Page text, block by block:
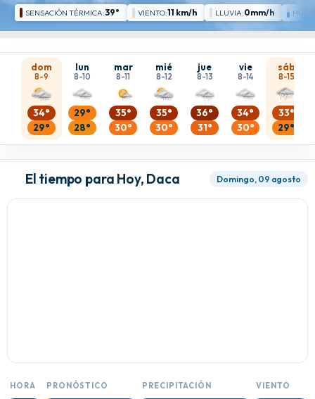
SENSACIÓN TÉRMICA:39° VIENTO:11 km/h LLUVIA:0mm/h
dom
8-9
34°
29°
lun
8-10
29°
28°
mar
8-11
35°
30°
mié
8-12
35°
30°
jue
8-13
36°
31°
vie
8-14
34°
30°
sáb
8-15
33°
29°
El tiempo para Hoy, Daca Domingo, 09 agosto
HORA PRONÓSTICO PRECIPITACIÓN VIENTO